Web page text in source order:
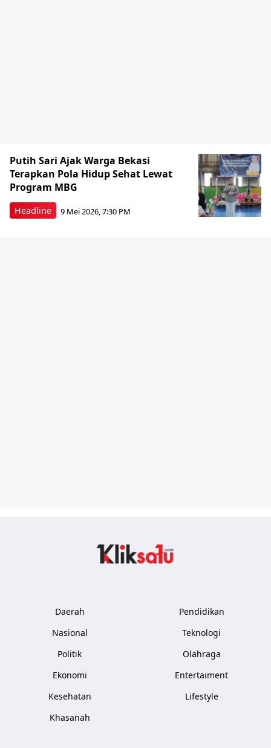
Headline
Putih Sari Ajak Warga Bekasi
Terapkan Pola Hidup Sehat Lewat
Program MBG
9 Mei 2026, 7:30 PM
Daerah
Nasional
Politik
Ekonomi
Kesehatan
Khasanah
Pendidikan
Teknologi
Olahraga
Entertaiment
Lifestyle